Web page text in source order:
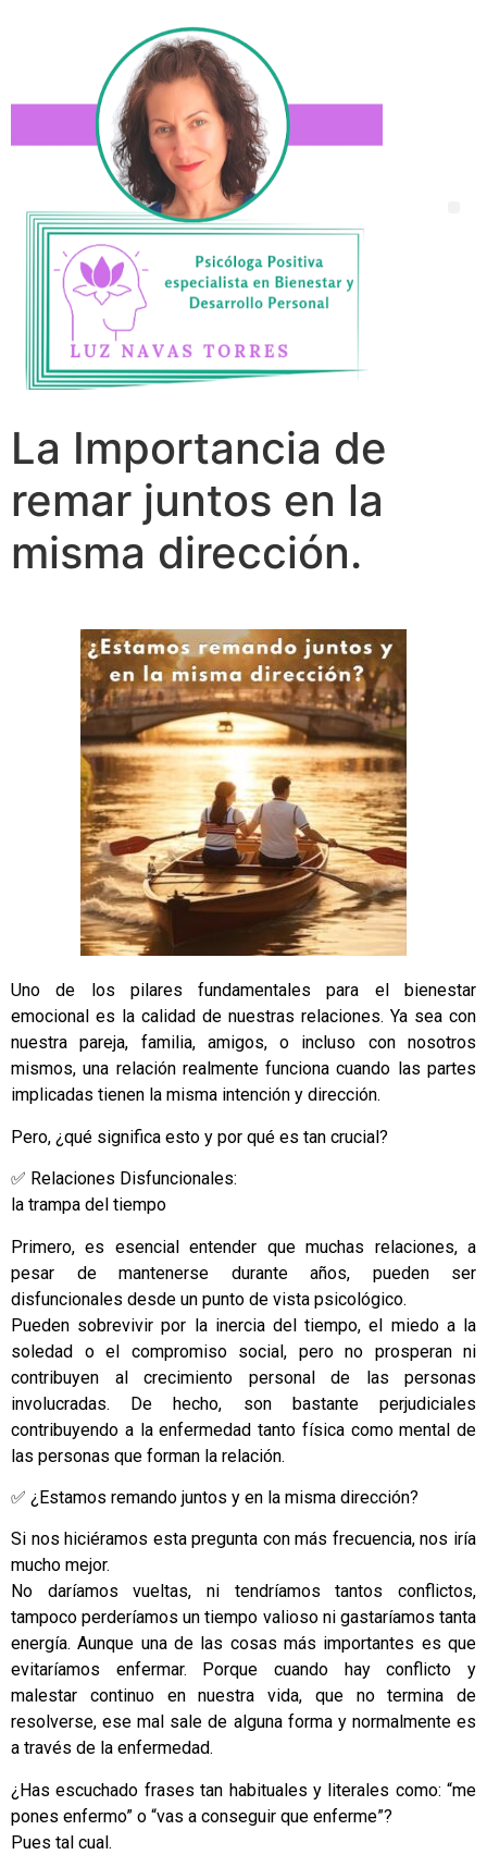
La Importancia de
remar juntos en la
misma dirección.
Uno de los pilares fundamentales para el bienestar
emocional es la calidad de nuestras relaciones. Ya sea con
nuestra pareja, familia, amigos, o incluso con nosotros
mismos, una relación realmente funciona cuando las partes
implicadas tienen la misma intención y dirección.
Pero, ¿qué significa esto y por qué es tan crucial?
✅ Relaciones Disfuncionales:
la trampa del tiempo
Primero, es esencial entender que muchas relaciones, a
pesar de mantenerse durante años, pueden ser
disfuncionales desde un punto de vista psicológico.
Pueden sobrevivir por la inercia del tiempo, el miedo a la
soledad o el compromiso social, pero no prosperan ni
contribuyen al crecimiento personal de las personas
involucradas. De hecho, son bastante perjudiciales
contribuyendo a la enfermedad tanto física como mental de
las personas que forman la relación.
✅ ¿Estamos remando juntos y en la misma dirección?
Si nos hiciéramos esta pregunta con más frecuencia, nos iría
mucho mejor.
No daríamos vueltas, ni tendríamos tantos conflictos,
tampoco perderíamos un tiempo valioso ni gastaríamos tanta
energía. Aunque una de las cosas más importantes es que
evitaríamos enfermar. Porque cuando hay conflicto y
malestar continuo en nuestra vida, que no termina de
resolverse, ese mal sale de alguna forma y normalmente es
a través de la enfermedad.
¿Has escuchado frases tan habituales y literales como: “me
pones enfermo” o “vas a conseguir que enferme”?
Pues tal cual.